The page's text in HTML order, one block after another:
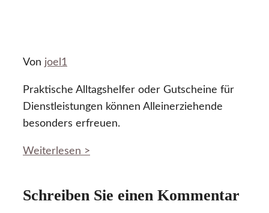
Von joel1
Praktische Alltagshelfer oder Gutscheine für
Dienstleistungen können Alleinerziehende
besonders erfreuen.
Weiterlesen >
Schreiben Sie einen Kommentar